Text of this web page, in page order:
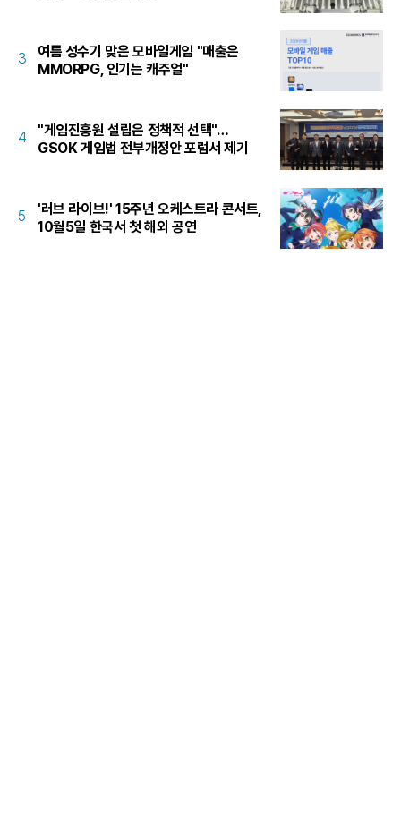
3
여름 성수기 맞은 모바일게임 "매출은
MMORPG, 인기는 캐주얼"
4
"게임진흥원 설립은 정책적 선택"…
GSOK 게임법 전부개정안 포럼서 제기
5
'러브 라이브!' 15주년 오케스트라 콘서트,
10월5일 한국서 첫 해외 공연